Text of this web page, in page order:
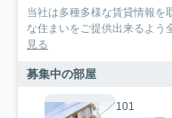
当社は多種多様な賃貸情報を
な住まいをご提供出来るよう
見る
募集中の部屋
101